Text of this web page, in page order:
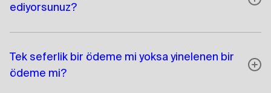
ediyorsunuz?
Tek seferlik bir ödeme mi yoksa yinelenen bir
ödeme mi?